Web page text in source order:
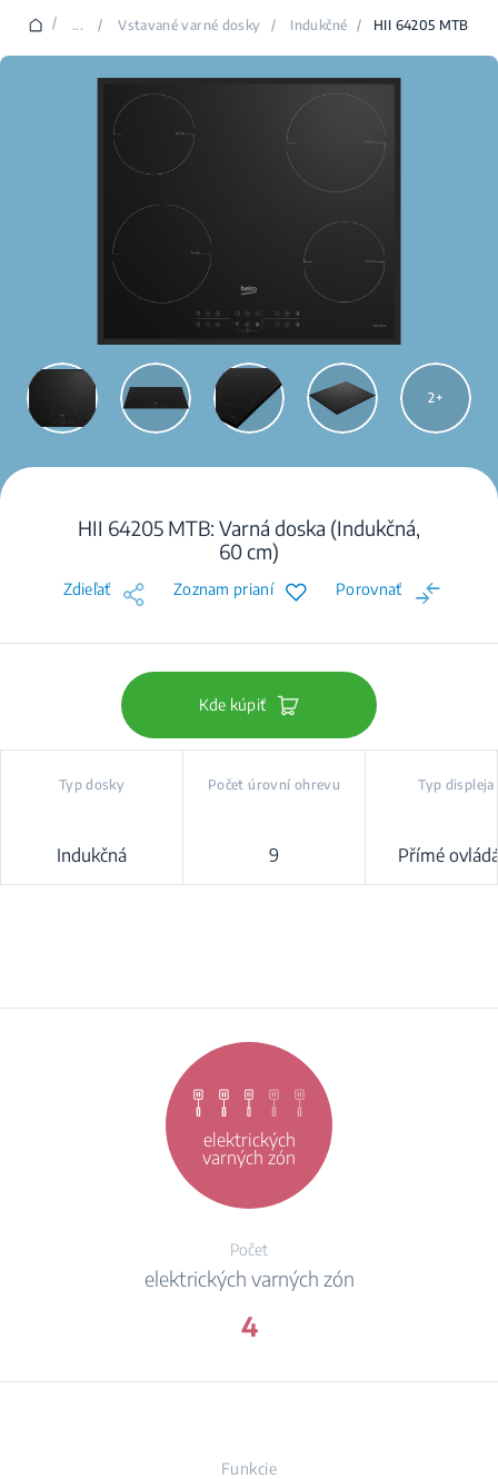
/ ... / Vstavané varné dosky / Indukčné / HII 64205 MTB
2
HII 64205 MTB: Varná doska (Indukčná,
60 cm)
Zdieľať Zoznam prianí Porovnať
Kde kúpiť
Typ dosky
Indukčná
Počet úrovní ohrevu
9
Typ displeja
Přímé
elektrických
varných zón
Počet
elektrických varných zón
4
Funkcie